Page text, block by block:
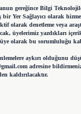
gereğince Bilgi
bir Yer Sağlayıcı olarak
olarak denetleme veya
üyelerimiz yazdıkları
olarak bu sorumluluğu
aykırı olduğunu
adresine
kaldırılacaktır.